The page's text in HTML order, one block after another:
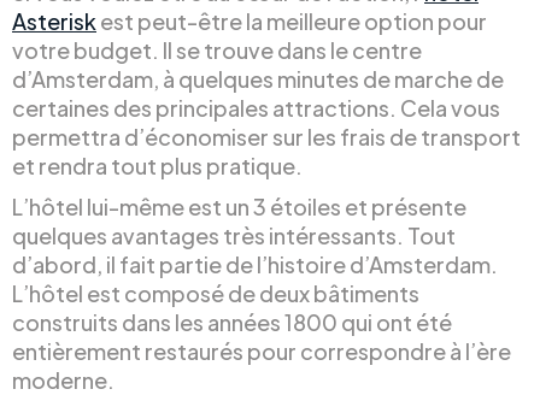
Asterisk est peut-être la meilleure option pour
votre budget. Il se trouve dans le centre
d’Amsterdam, à quelques minutes de marche de
certaines des principales attractions. Cela vous
permettra d’économiser sur les frais de transport
et rendra tout plus pratique.
L’hôtel lui-même est un 3 étoiles et présente
quelques avantages très intéressants. Tout
d’abord, il fait partie de l’histoire d’Amsterdam.
L’hôtel est composé de deux bâtiments
construits dans les années 1800 qui ont été
entièrement restaurés pour correspondre à l’ère
moderne.